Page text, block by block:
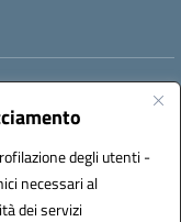
degli utenti -
necessari al
dei servizi